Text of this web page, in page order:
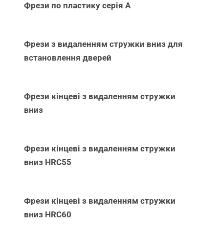
Фрези по пластику серія А
Фрези з видаленням стружки вниз для
встановлення дверей
Фрези кінцеві з видаленням стружки
вниз
Фрези кінцеві з видаленням стружки
вниз НRC55
Фрези кінцеві з видаленням стружки
вниз НRC60